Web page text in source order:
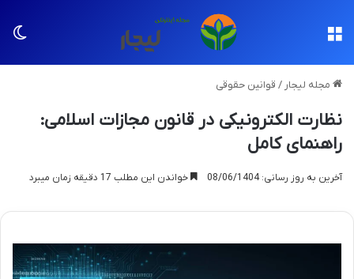
مجله لیجار / قوانین حقوقی
نظارت الکترونیکی در قانون مجازات اسلامی:
راهنمای کامل
آخرین به روز رسانی: 08/06/1404 خواندن این مطلب 17 دقیقه زمان میبرد